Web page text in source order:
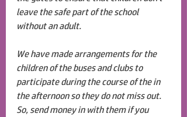
leave the safe part of the school
without an adult.
We have made arrangements for the
children of the buses and clubs to
participate during the course of the in
the afternoon so they do not miss out.
So, send money in with them if you